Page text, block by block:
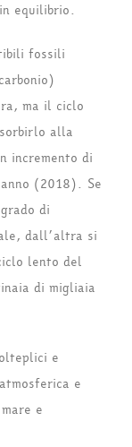
equilibrio.
fossili
ma il ciclo
alla
incremento di
(2018). Se
di
dall’altra si
lento del
di migliaia
e
e
e